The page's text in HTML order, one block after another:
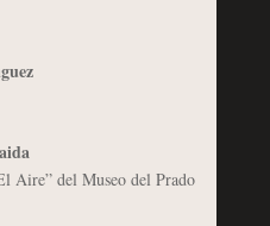
Aire” del Museo del Prado